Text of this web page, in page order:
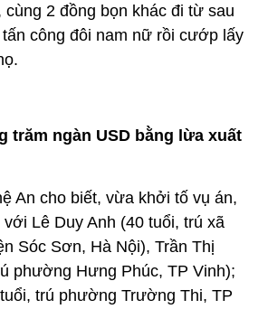
2 đồng bọn khác đi từ sau
công đôi nam nữ rồi cướp lấy
trăm ngàn USD bằng lừa xuất
An cho biết, vừa khởi tố vụ án,
Lê Duy Anh (40 tuổi, trú xã
Sóc Sơn, Hà Nội), Trần Thị
phường Hưng Phúc, TP Vinh);
trú phường Trường Thi, TP